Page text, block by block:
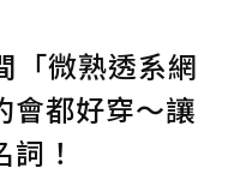
「微熟透系網
會都好穿～讓
！